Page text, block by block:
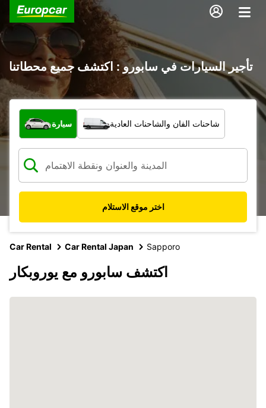
تأجير السيارات في سابورو : اكتشف جميع محطاتنا
ما نوع المركبة؟
سيارة شاحنات الفان والشاحنات العادية
اختر موقع الاستلام
Car Rental Car Rental Japan Sapporo
اكتشف سابورو مع يوروبكار